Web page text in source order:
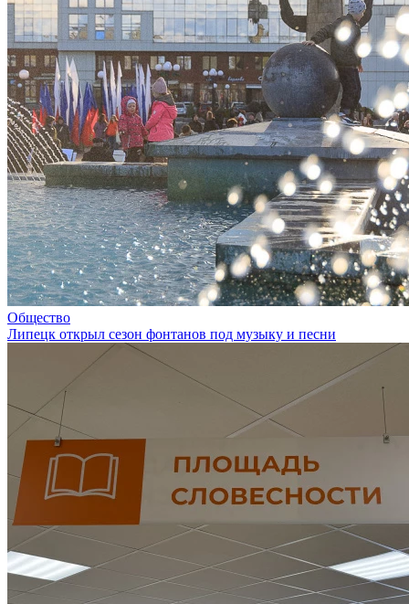
Общество
Липецк открыл сезон фонтанов под музыку и песни